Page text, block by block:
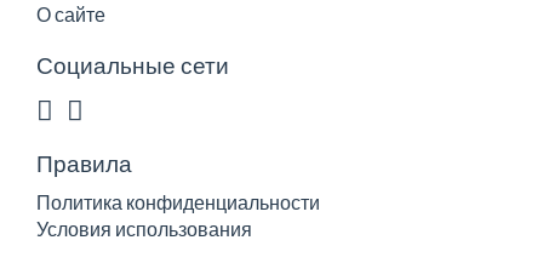
О сайте
Социальные сети
Правила
Политика конфиденциальности
Условия использования